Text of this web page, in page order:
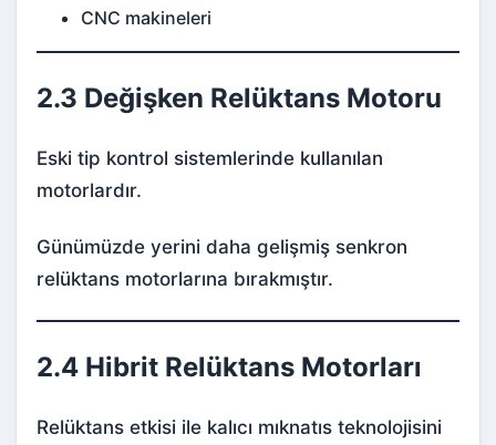
CNC makineleri
2.3 Değişken Relüktans Motoru
Eski tip kontrol sistemlerinde kullanılan
motorlardır.
Günümüzde yerini daha gelişmiş senkron
relüktans motorlarına bırakmıştır.
2.4 Hibrit Relüktans Motorları
Relüktans etkisi ile kalıcı mıknatıs teknolojisini